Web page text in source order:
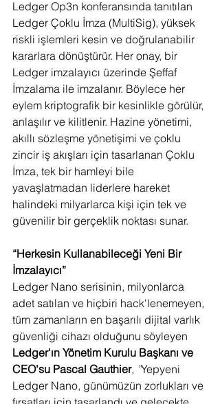
Ledger Op3n konferansında tanıtılan
Ledger Çoklu İmza (MultiSig), yüksek
riskli işlemleri kesin ve doğrulanabilir
kararlara dönüştürür. Her onay, bir
Ledger imzalayıcı üzerinde Şeffaf
İmzalama ile imzalanır. Böylece her
eylem kriptografik bir kesinlikle görülür,
anlaşılır ve kilitlenir. Hazine yönetimi,
akıllı sözleşme yönetişimi ve çoklu
zincir iş akışları için tasarlanan Çoklu
İmza, tek bir hamleyi bile
yavaşlatmadan liderlere hareket
halindeki milyarlarca kişi için tek ve
güvenilir bir gerçeklik noktası sunar.
“Herkesin Kullanabileceği Yeni Bir
İmzalayıcı”
Ledger Nano serisinin, milyonlarca
adet satılan ve hiçbiri hack'lenemeyen,
tüm zamanların en başarılı dijital varlık
güvenliği cihazı olduğunu söyleyen
Ledger'ın Yönetim Kurulu Başkanı ve
CEO'su Pascal Gauthier, ”Yepyeni
Ledger Nano, günümüzün zorlukları ve